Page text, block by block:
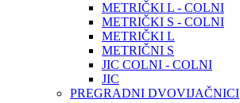
METRIČKI L - COLNI
METRIČKI S - COLNI
METRIČKI L
METRIČNI S
JIC COLNI - COLNI
JIC
PREGRADNI DVOVIJAČNICI